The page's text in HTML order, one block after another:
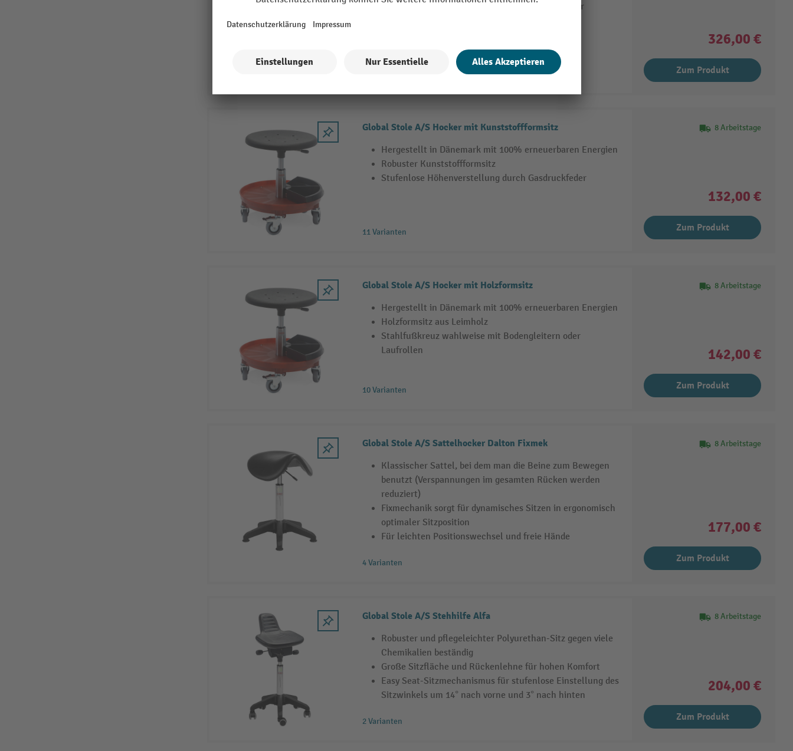
Höhenverstellbarer Arbeitsdrehstuhl mit Gasfeder
326,00 €
Zum Produkt
Global Stole A/S Hocker mit Kunststoffformsitz
Hergestellt in Dänemark mit 100% erneuerbaren Energien
Robuster Kunststoffformsitz
Stufenlose Höhenverstellung durch Gasdruckfeder
11 Varianten
8 Arbeitstage
132,00 €
Zum Produkt
Global Stole A/S Hocker mit Holzformsitz
Hergestellt in Dänemark mit 100% erneuerbaren Energien
Holzformsitz aus Leimholz
Stahlfußkreuz wahlweise mit Bodengleitern oder
Laufrollen
10 Varianten
8 Arbeitstage
142,00 €
Zum Produkt
Global Stole A/S Sattelhocker Dalton Fixmek
Klassischer Sattel, bei dem man die Beine zum Bewegen
benutzt (Verspannungen im gesamten Rücken werden
reduziert)
Fixmechanik sorgt für dynamisches Sitzen in ergonomisch
optimaler Sitzposition
Für leichten Positionswechsel und freie Hände
4 Varianten
8 Arbeitstage
177,00 €
Zum Produkt
Global Stole A/S Stehhilfe Alfa
Robuster und pflegeleichter Polyurethan-Sitz gegen viele
Chemikalien beständig
Große Sitzfläche und Rückenlehne für hohen Komfort
Easy Seat-Sitzmechanismus für stufenlose Einstellung des
Sitzwinkels um 14° nach vorne und 3° nach hinten
2 Varianten
8 Arbeitstage
204,00 €
Zum Produkt